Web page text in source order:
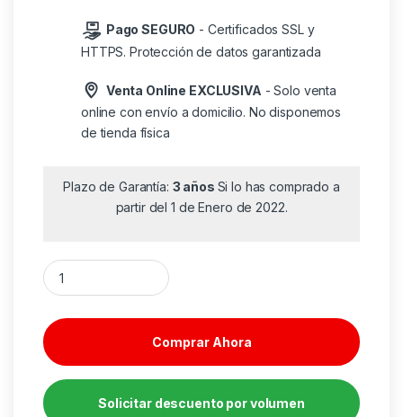
Pago SEGURO - Certificados SSL y
HTTPS. Protección de datos garantizada
Venta Online EXCLUSIVA - Solo venta
online con envío a domicilio. No disponemos
de tienda física
Plazo de Garantía: 3 años Si lo has comprado a
partir del 1 de Enero de 2022.
Powerbank 10000mAh Vention FHOB0/ 22.5W/ Negra/
Comprar Ahora
Solicitar descuento por volumen